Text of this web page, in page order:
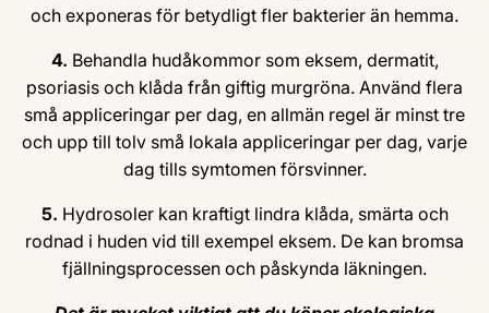
och exponeras för betydligt fler bakterier än hemma.
4. Behandla hudåkommor som eksem, dermatit,
psoriasis och klåda från giftig murgröna. Använd flera
små appliceringar per dag, en allmän regel är minst tre
och upp till tolv små lokala appliceringar per dag, varje
dag tills symtomen försvinner.
5. Hydrosoler kan kraftigt lindra klåda, smärta och
rodnad i huden vid till exempel eksem. De kan bromsa
fjällningsprocessen och påskynda läkningen.